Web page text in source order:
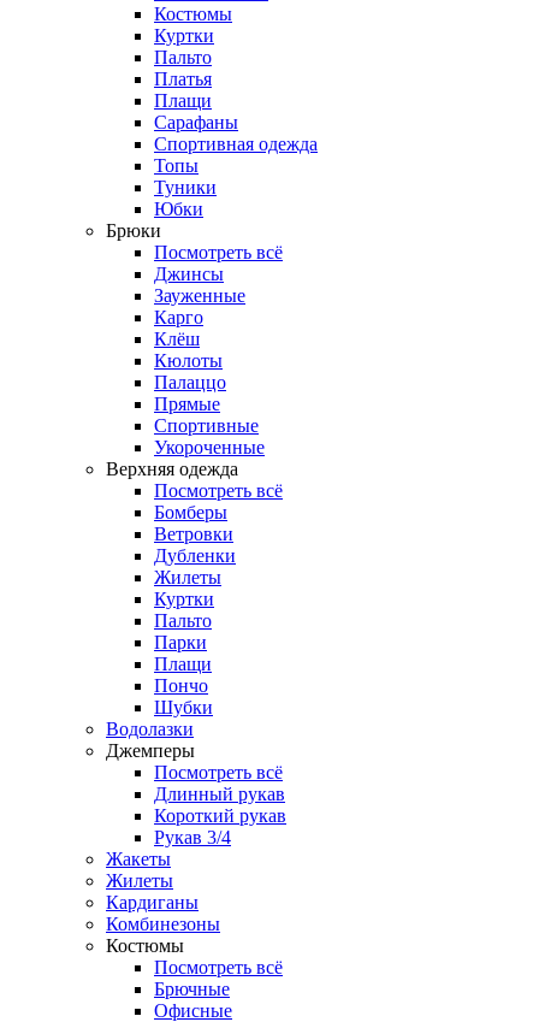
Костюмы
Куртки
Пальто
Платья
Плащи
Сарафаны
Спортивная одежда
Топы
Туники
Юбки
Брюки
Посмотреть всё
Джинсы
Зауженные
Карго
Клёш
Кюлоты
Палаццо
Прямые
Спортивные
Укороченные
Верхняя одежда
Посмотреть всё
Бомберы
Ветровки
Дубленки
Жилеты
Куртки
Пальто
Парки
Плащи
Пончо
Шубки
Водолазки
Джемперы
Посмотреть всё
Длинный рукав
Короткий рукав
Рукав 3/4
Жакеты
Жилеты
Кардиганы
Комбинезоны
Костюмы
Посмотреть всё
Брючные
Офисные